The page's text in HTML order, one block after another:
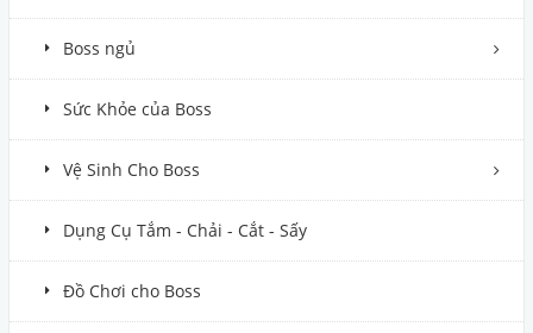
Boss ngủ
Sức Khỏe của Boss
Vệ Sinh Cho Boss
Dụng Cụ Tắm - Chải - Cắt - Sấy
Đồ Chơi cho Boss